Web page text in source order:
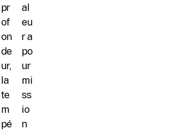
pr
of
on
de
ur,
la
te
m
pé
al
eu
r a
po
ur
mi
ss
io
n